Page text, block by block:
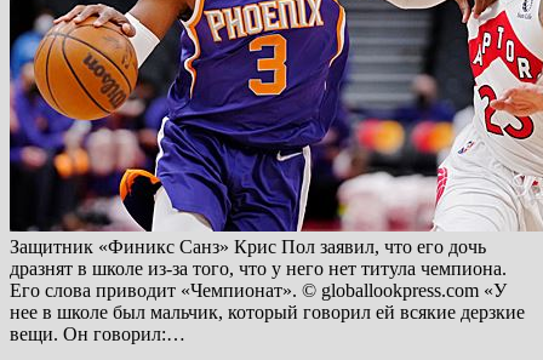
Защитник «Финикс Санз» Крис Пол заявил, что его дочь
дразнят в школе из-за того, что у него нет титула чемпиона.
Его слова приводит «Чемпионат». © globallookpress.com «У
нее в школе был мальчик, который говорил ей всякие дерзкие
вещи. Он говорил:…